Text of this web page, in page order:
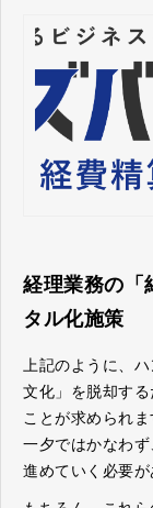
経理業務の「
タル化施策
上記のように、
文化」を脱却す
ことが求められ
一夕ではかなわ
進めていく必要が